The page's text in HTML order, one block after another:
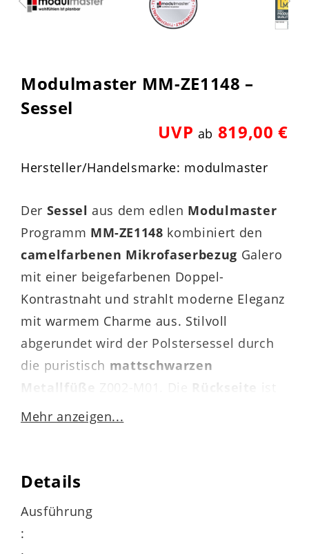
Modulmaster MM-ZE1148 –
Sessel
UVP ab 819,00 €
Hersteller/Handelsmarke: modulmaster
Der Sessel aus dem edlen Modulmaster
Programm MM-ZE1148 kombiniert den
camelfarbenen Mikrofaserbezug Galero
mit einer beigefarbenen Doppel-
Kontrastnaht und strahlt moderne Eleganz
mit warmem Charme aus. Stilvoll
abgerundet wird der Polstersessel durch
die puristisch mattschwarzen
Metallfüße Z002-M01. Die Rückseite
serienmäßig im
Mehr anzeigen...
Details
Ausführung
: